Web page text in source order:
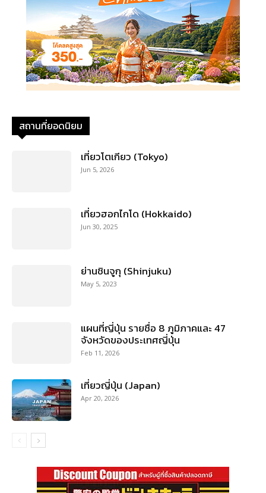
สถานที่ยอดนิยม
เที่ยวโตเกียว (Tokyo)
Jun 5, 2026
เที่ยวฮอกไกโด (Hokkaido)
Jun 30, 2025
ย่านชินจูกุ (Shinjuku)
May 5, 2023
แผนที่ญี่ปุ่น รายชื่อ 8 ภูมิภาคและ 47
จังหวัดของประเทศญี่ปุ่น
Feb 11, 2026
เที่ยวญี่ปุ่น (Japan)
Apr 20, 2026